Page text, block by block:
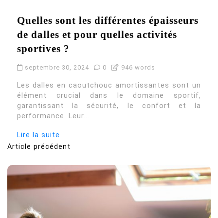
Quelles sont les différentes épaisseurs
de dalles et pour quelles activités
sportives ?
septembre 30, 2024 0 946 words
Les dalles en caoutchouc amortissantes sont un
élément crucial dans le domaine sportif,
garantissant la sécurité, le confort et la
performance. Leur...
Lire la suite
N
a
Article précédent